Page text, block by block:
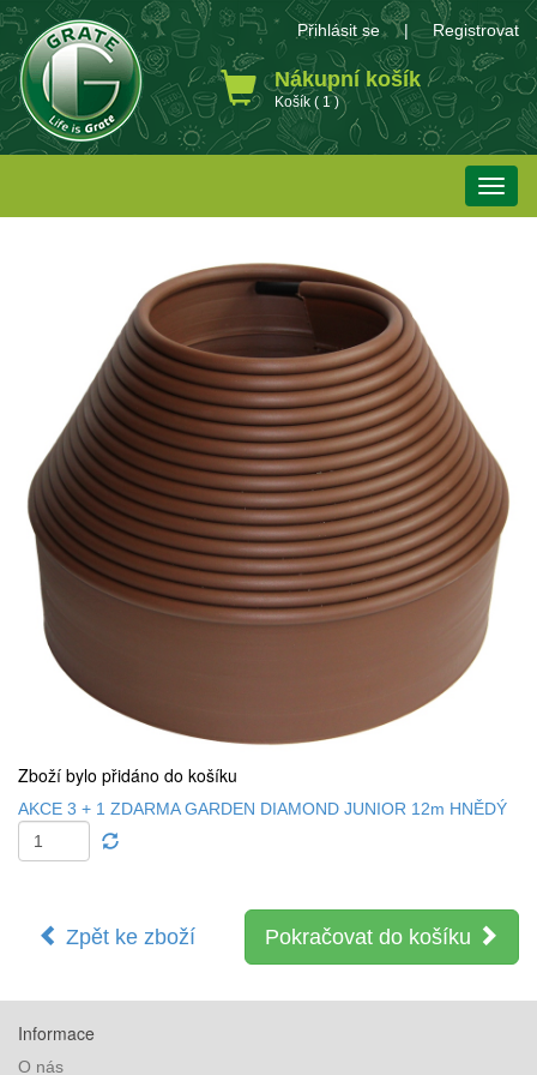
Přihlásit se | Registrovat
Nákupní košík
Košík ( 1 )
Toggle
Zboží bylo přidáno do košíku
AKCE 3 + 1 ZDARMA GARDEN DIAMOND JUNIOR 12m HNĚDÝ
Zpět ke zboží Pokračovat do košíku
Informace
O nás